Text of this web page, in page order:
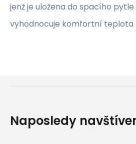
jenž je uložena do spacího
vyhodnocuje komfortní teplota
Naposledy